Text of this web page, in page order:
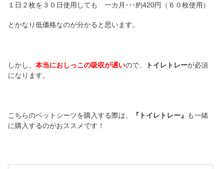
１日２枚を３０日使用しても 一カ月･･･約420円（６０枚使用）
とかなり低価格なのが分かると思います。
しかし、 本当におしっこの吸収が遅いので、 トイレトレーが必須
になります。
こちらのペットシーツを購入する際は、 『トイレトレー』
も一緒
に購入するのがおススメです！